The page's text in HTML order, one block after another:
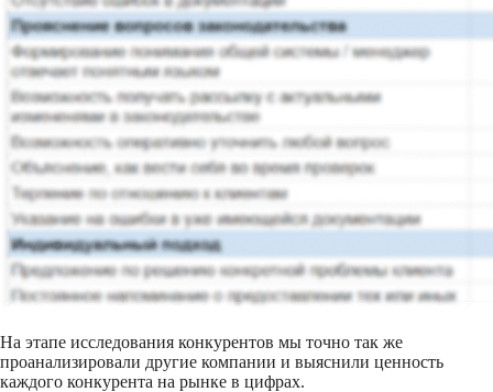
На этапе исследования конкурентов мы точно так же
проанализировали другие компании и выяснили ценность
каждого конкурента на рынке в цифрах.